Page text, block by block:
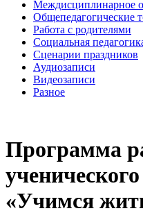
Междисциплинарное
Общепедагогические
Работа с родителями
Социальная
Сценарии праздников
Аудиозаписи
Видеозаписи
Разное
Программа
«Учимся